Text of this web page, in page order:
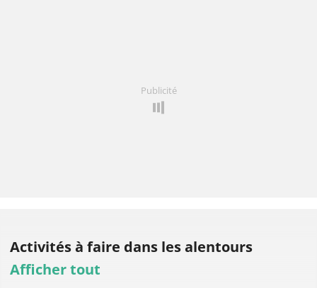
Publicité
Activités à faire dans les alentours
Afficher tout